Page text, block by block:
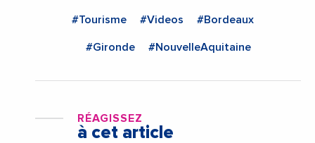
#Tourisme #Videos #Bordeaux
#Gironde #NouvelleAquitaine
RÉAGISSEZ
à cet article